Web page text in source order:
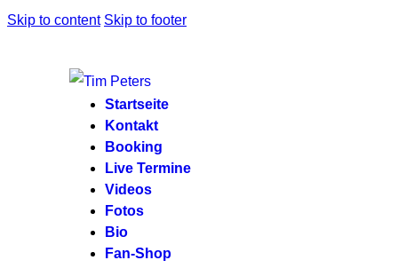
Skip to content Skip to footer
Startseite
Kontakt
Booking
Live Termine
Videos
Fotos
Bio
Fan-Shop